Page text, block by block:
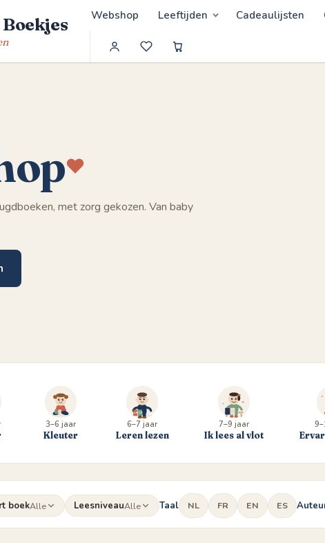
Webshop Leeftijden Cadeaulijsten
met zorg gekozen. Van baby
3–6 jaar
Kleuter
6–7 jaar
Leren lezen
7–9 jaar
Ik lees al vlot
boekAlle LeesniveauAlle Taal NL FR EN ES